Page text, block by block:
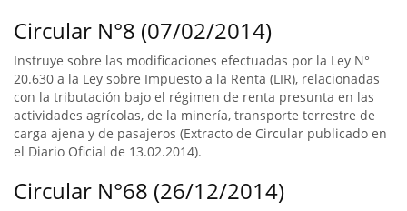
Circular N°8 (07/02/2014)
Instruye sobre las modificaciones efectuadas por la Ley N°
20.630 a la Ley sobre Impuesto a la Renta (LIR), relacionadas
con la tributación bajo el régimen de renta presunta en las
actividades agrícolas, de la minería, transporte terrestre de
carga ajena y de pasajeros (Extracto de Circular publicado en
el Diario Oficial de 13.02.2014).
Circular N°68 (26/12/2014)